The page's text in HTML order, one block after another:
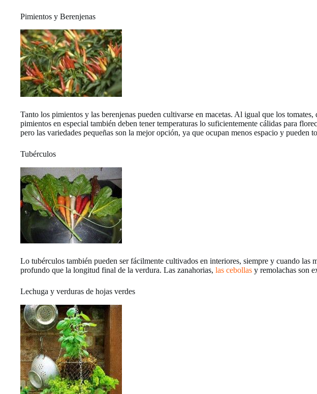
Pimientos y Berenjenas
Tanto los pimientos y las berenjenas pueden cultivarse en macetas. Al igual que los
pimientos en especial también deben tener temperaturas lo suficientemente cálidas para
pero las variedades pequeñas son la mejor opción, ya que ocupan menos espacio y pueden
Tubérculos
Lo tubérculos también pueden ser fácilmente cultivados en interiores, siempre y cuando las
profundo que la longitud final de la verdura. Las zanahorias, las cebollas y remolachas son
Lechuga y verduras de hojas verdes